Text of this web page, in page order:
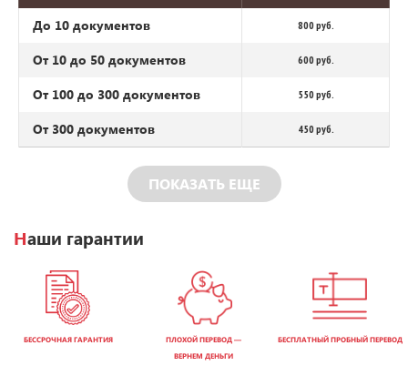
До 10 документов 800 руб.
От 10 до 50 документов 600 руб.
От 100 до 300 документов 550 руб.
От 300 документов 450 руб.
ПОКАЗАТЬ ЕЩЕ
Наши гарантии
БЕССРОЧНАЯ ГАРАНТИЯ
ПЛОХОЙ ПЕРЕВОД —
ВЕРНЕМ ДЕНЬГИ
БЕСПЛАТНЫЙ ПРОБНЫЙ ПЕРЕВОД